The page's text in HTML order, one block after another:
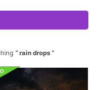
rain drops